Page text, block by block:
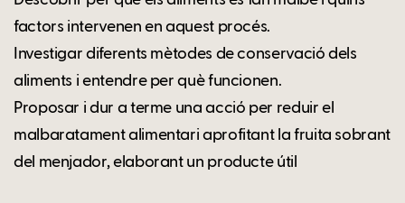
factors intervenen en aquest procés.
Investigar diferents mètodes de conservació dels
aliments i entendre per què funcionen.
Proposar i dur a terme una acció per reduir el
malbaratament alimentari aprofitant la fruita sobrant
del menjador, elaborant un producte útil